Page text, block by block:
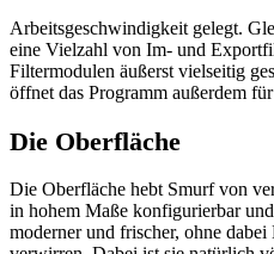
Arbeitsgeschwindigkeit gelegt.
eine Vielzahl von Im- und
Filtermodulen äußerst vielseitig
öffnet das Programm außerdem
Die Oberfläche
Die Oberfläche hebt Smurf von
in hohem Maße konfigurierbar
moderner und frischer, ohne